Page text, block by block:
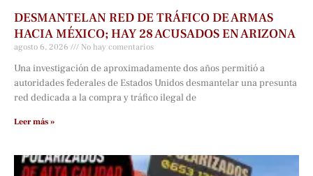
DESMANTELAN RED DE TRÁFICO DE ARMAS
HACIA MÉXICO; HAY 28 ACUSADOS EN ARIZONA
agosto 6, 2026 No hay comentarios
Una investigación de aproximadamente dos años permitió a
autoridades federales de Estados Unidos desmantelar una presunta
red dedicada a la compra y tráfico ilegal de
Leer más »